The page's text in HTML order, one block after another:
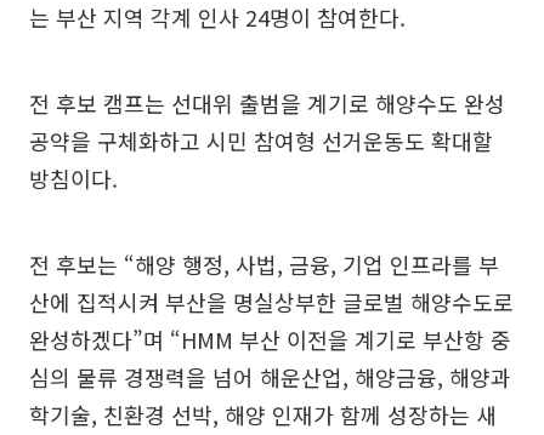
는 부산 지역 각계 인사 24명이 참여한다.
전 후보 캠프는 선대위 출범을 계기로 해양수도 완성
공약을 구체화하고 시민 참여형 선거운동도 확대할
방침이다.
전 후보는 “해양 행정, 사법, 금융, 기업 인프라를 부
산에 집적시켜 부산을 명실상부한 글로벌 해양수도로
완성하겠다”며 “HMM 부산 이전을 계기로 부산항 중
심의 물류 경쟁력을 넘어 해운산업, 해양금융, 해양과
학기술, 친환경 선박, 해양 인재가 함께 성장하는 새